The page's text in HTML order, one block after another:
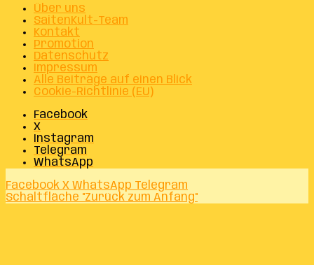
Über uns
SaitenKult-Team
Kontakt
Promotion
Datenschutz
Impressum
Alle Beiträge auf einen Blick
Cookie-Richtlinie (EU)
Facebook
X
Instagram
Telegram
WhatsApp
Facebook X WhatsApp Telegram
Schaltfläche "Zurück zum Anfang"